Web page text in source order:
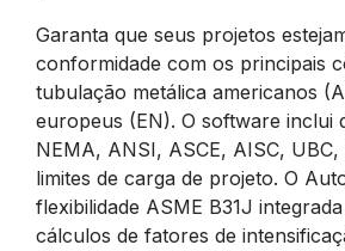
Garanta que seus projetos
conformidade com os principais
tubulação metálica americanos
europeus (EN). O software inclui
NEMA, ANSI, ASCE, AISC, UBC,
limites de carga de projeto. O
flexibilidade ASME B31J
cálculos de fatores de